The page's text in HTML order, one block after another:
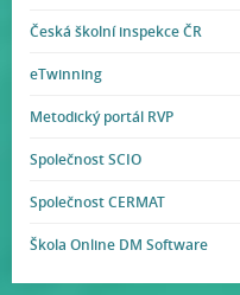
Česká školní inspekce ČR
eTwinning
Metodický portál RVP
Společnost SCIO
Společnost CERMAT
Škola Online DM Software